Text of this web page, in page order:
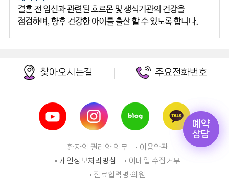
예약
상담
예약
상담
찾아오시는길 주요전화번호
환자의 권리와 의무
이용약관
개인정보처리방침
이메일 수집거부
진료협력병∙의원